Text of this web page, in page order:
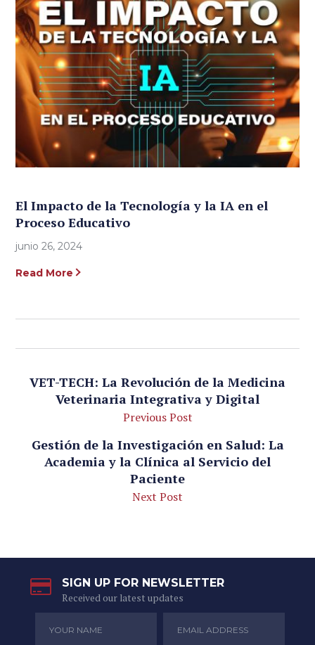
El Impacto de la Tecnología y la IA en el
Proceso Educativo
junio 26, 2024
Read More
VET-TECH: La Revolución de la Medicina
Veterinaria Integrativa y Digital
Previous Post
Gestión de la Investigación en Salud: La
Academia y la Clínica al Servicio del
Paciente
Next Post
SIGN UP FOR NEWSLETTER
Received our latest updates